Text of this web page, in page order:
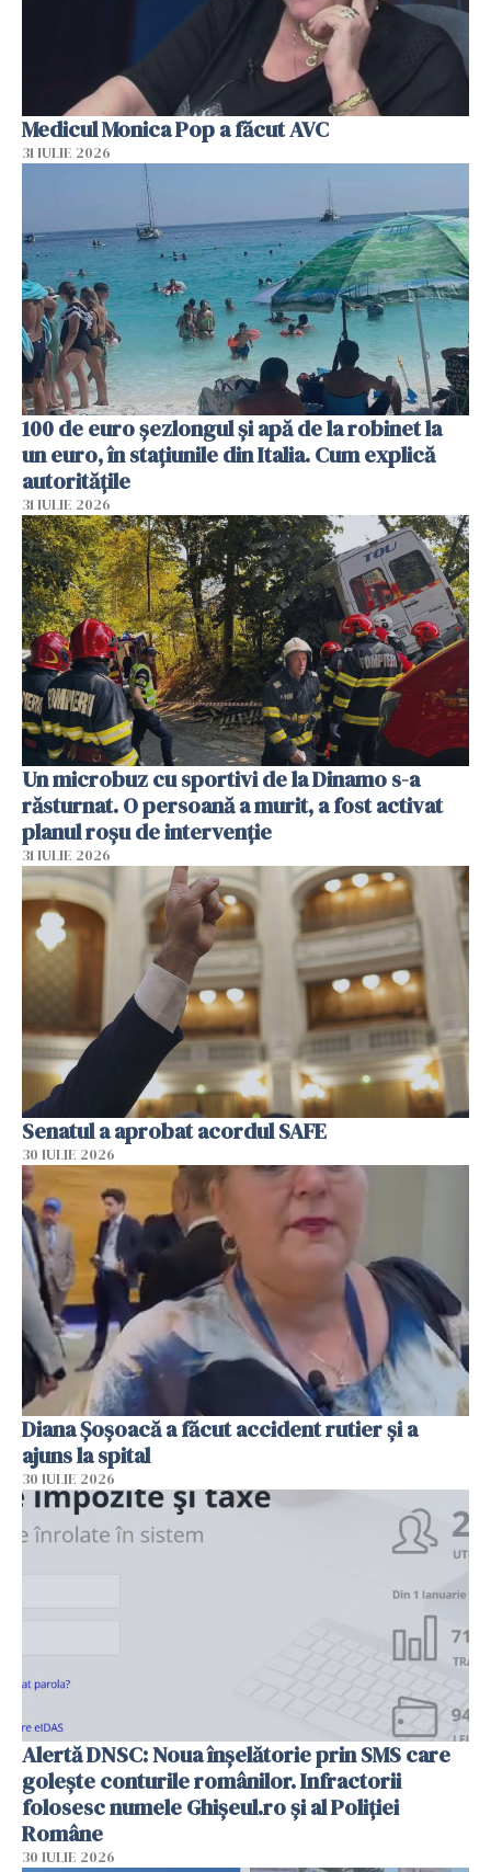
Medicul Monica Pop a făcut AVC
31 IULIE 2026
100 de euro șezlongul și apă de la robinet la
un euro, în stațiunile din Italia. Cum explică
autoritățile
31 IULIE 2026
Un microbuz cu sportivi de la Dinamo s-a
răsturnat. O persoană a murit, a fost activat
planul roșu de intervenție
31 IULIE 2026
Senatul a aprobat acordul SAFE
30 IULIE 2026
Diana Șoșoacă a făcut accident rutier și a
ajuns la spital
30 IULIE 2026
Alertă DNSC: Noua înșelătorie prin SMS care
golește conturile românilor. Infractorii
folosesc numele Ghișeul.ro și al Poliției
Române
30 IULIE 2026